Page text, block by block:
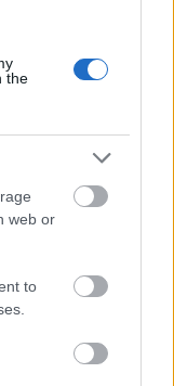
the
web or
to
erősít a